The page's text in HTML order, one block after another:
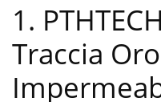
1.
Traccia